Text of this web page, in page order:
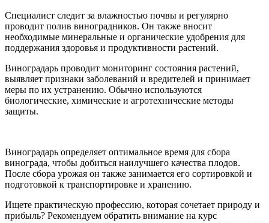
Специалист следит за влажностью почвы и регулярно
проводит полив виноградников. Он также вносит
необходимые минеральные и органические удобрения для
поддержания здоровья и продуктивности растений.
Виноградарь проводит мониторинг состояния растений,
выявляет признаки заболеваний и вредителей и принимает
меры по их устранению. Обычно используются
биологические, химические и агротехнические методы
защиты.
Виноградарь определяет оптимальное время для сбора
винограда, чтобы добиться наилучшего качества плодов.
После сбора урожая он также занимается его сортировкой и
подготовкой к транспортировке и хранению.
Ищете практическую профессию, которая сочетает природу и
прибыль? Рекомендуем обратить внимание на курс